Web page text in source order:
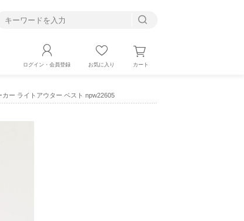
ログイン・会員登録 お気に入り カート
ー ライトアウター ベスト npw22605